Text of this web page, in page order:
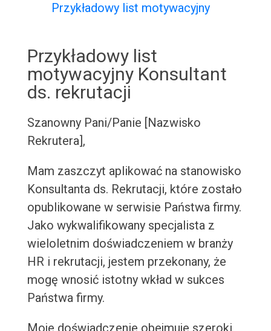
Przykładowy list motywacyjny
Przykładowy list
motywacyjny Konsultant
ds. rekrutacji
Szanowny Pani/Panie [Nazwisko
Rekrutera],
Mam zaszczyt aplikować na stanowisko
Konsultanta ds. Rekrutacji, które zostało
opublikowane w serwisie Państwa firmy.
Jako wykwalifikowany specjalista z
wieloletnim doświadczeniem w branży
HR i rekrutacji, jestem przekonany, że
mogę wnosić istotny wkład w sukces
Państwa firmy.
Moje doświadczenie obejmuje szeroki